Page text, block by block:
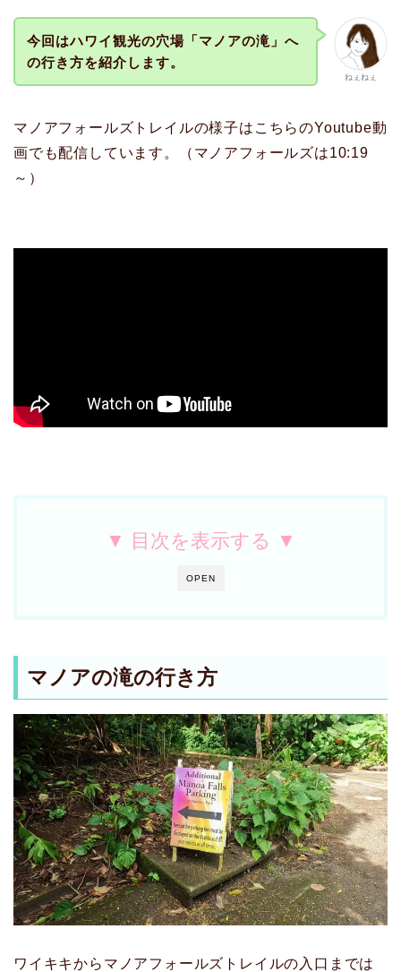
ねぇねぇ
今回はハワイ観光の穴場「マノアの滝」へ
の行き方を紹介します。
マノアフォールズトレイルの様子はこちらのYoutube動
画でも配信しています。（マノアフォールズは10:19
～）
OPEN
▼ 目次を表示する ▼
マノアの滝の行き方
ワイキキからマノアフォールズトレイルの入口までは